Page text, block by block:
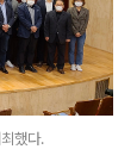
했다.